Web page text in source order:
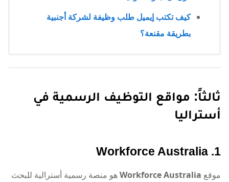
كيف تكتب إيميل طلب وظيفة لشركة أجنبية
بطريقة مقنعة؟
ثالثاً: مواقع التوظيف الرسمية في
أستراليا
1. Workforce Australia
موقع Workforce Australiaهو منصة رسمية أسترالية للبحث